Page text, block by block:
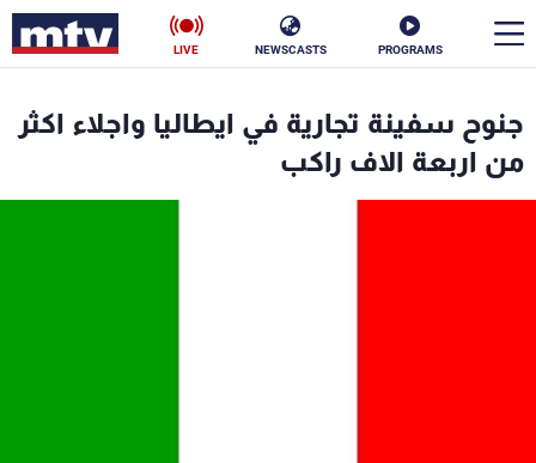
PROGRAMS
NEWSCASTS
LIVE
جنوح سفينة تجارية في ايطاليا واجلاء اكثر
من اربعة الاف راكب
الأخبار